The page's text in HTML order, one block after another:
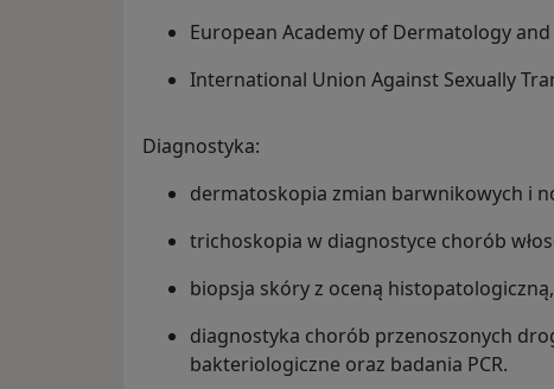
European Academy of Dermatology and
International Union Against Sexually
Diagnostyka:
dermatoskopia zmian barwnikowych i
trichoskopia w diagnostyce chorób
biopsja skóry z oceną histopatologiczną,
diagnostyka chorób przenoszonych
bakteriologiczne oraz badania PCR.